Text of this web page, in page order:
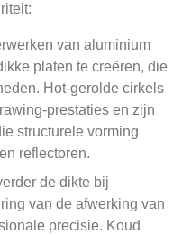
van aluminium
platen te creëren, die
Hot-gerolde cirkels
prestaties en zijn
structurele vorming
reflectoren.
de dikte bij
van de afwerking van
precisie. Koud